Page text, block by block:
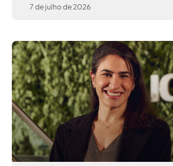
7 de julho de 2026